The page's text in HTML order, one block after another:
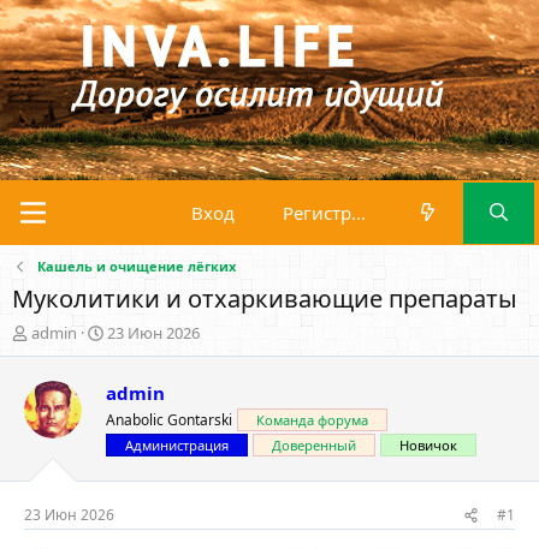
Вход Регистрация
Кашель и очищение лёгких
Муколитики и отхаркивающие препараты
А
в
о
р
т
м
ы
admin
Д
а
а
н
а
ч
а
л
а
23 Июн 2026
admin
Anabolic Gontarski
Команда форума
Администрация
Доверенный Новичок
23 Июн 2026 #1